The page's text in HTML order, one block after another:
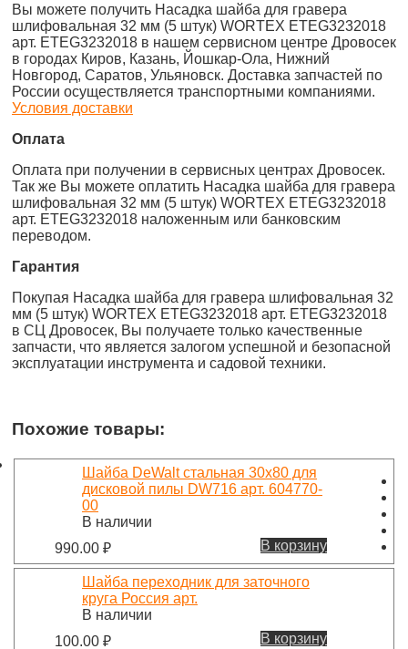
Вы можете получить Насадка шайба для гравера
шлифовальная 32 мм (5 штук) WORTEX ETEG3232018
арт. ETEG3232018 в нашем сервисном центре Дровосек
в городах Киров, Казань, Йошкар-Ола, Нижний
Новгород, Саратов, Ульяновск. Доставка запчастей по
России осуществляется транспортными компаниями.
Условия доставки
Оплата
Оплата при получении в сервисных центрах Дровосек.
Так же Вы можете оплатить Насадка шайба для гравера
шлифовальная 32 мм (5 штук) WORTEX ETEG3232018
арт. ETEG3232018 наложенным или банковским
переводом.
Гарантия
Покупая Насадка шайба для гравера шлифовальная 32
мм (5 штук) WORTEX ETEG3232018 арт. ETEG3232018
в СЦ Дровосек, Вы получаете только качественные
запчасти, что является залогом успешной и безопасной
эксплуатации инструмента и садовой техники.
Похожие товары:
Шайба DeWalt стальная 30х80 для
дисковой пилы DW716 арт. 604770-
00
В наличии
990.00 ₽ В корзину
Шайба переходник для заточного
круга Россия арт.
В наличии
100.00 ₽ В корзину